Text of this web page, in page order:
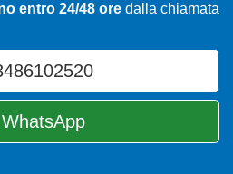
entro 24/48 oredalla chiamata
WhatsApp